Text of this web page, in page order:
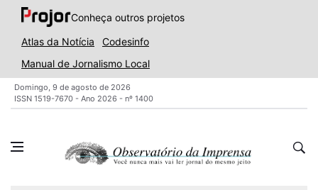
Conheça outros projetos
Atlas da Notícia
Codesinfo
Manual de Jornalismo Local
Domingo, 9 de agosto de 2026
ISSN 1519-7670 - Ano 2026 - nº 1400